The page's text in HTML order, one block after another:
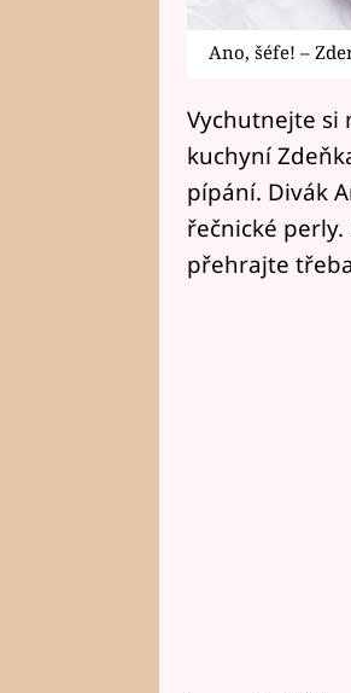
Ano, šéfe! –
Vychutnejte si
kuchyní
pípání. Divák
řečnické
přehrajte